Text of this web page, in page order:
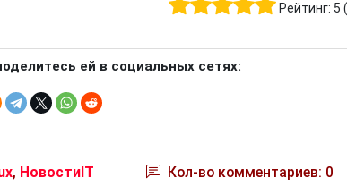
Рейтинг: 5 (
ей в социальных сетях:
, НовостиIT Кол-во комментариев: 0